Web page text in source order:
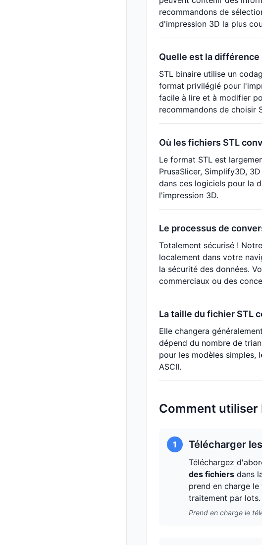
recommandons de
d'impression 3D la plus
Quelle est la différence
STL binaire utilise un
format privilégié pour
facile à lire et à modifier
recommandons de choisir
Où les fichiers STL
Le format STL est
PrusaSlicer, Simplify3D,
dans ces logiciels pour la
l'impression 3D.
Le processus de
Totalement sécurisé !
localement dans votre
la sécurité des données.
commerciaux ou des
La taille du fichier STL
Elle changera
dépend du nombre de
pour les modèles simples,
ASCII.
Comment utiliser
1 Télécharger
Téléchargez
des fichiers dans
prend en charge
traitement par lots.
Prend en charge le